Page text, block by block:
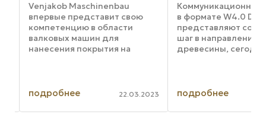
Venjakob Maschinenbau
впервые представит свою
компетенцию в области
валковых машин для
нанесения покрытия на
качестве системного
специализируется на таких
подробнее 22.03.2023
в формате W4.0
представляют
шаг в направлении
древесины, сегодня
демонстрирует
производство,
подробнее